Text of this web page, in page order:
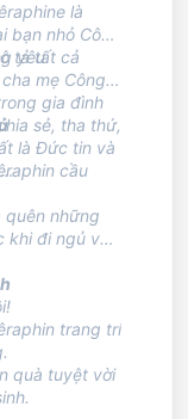
là
bạn nhỏ Công
yêu.
tả tất cả
mẹ Công
gia đình
sẻ, tha thứ,
là Đức tin và
…
cầu
quên những
khi đi ngủ và
trang trí
quà tuyệt vời